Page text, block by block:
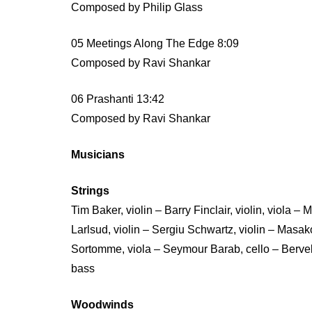
Composed by Philip Glass
05 Meetings Along The Edge 8:09
Composed by Ravi Shankar
06 Prashanti 13:42
Composed by Ravi Shankar
Musicians
Strings
Tim Baker, violin – Barry Finclair, violin, viola –
Larlsud, violin – Sergiu Schwartz, violin –
Sortomme, viola – Seymour Barab, cello –
bass
Woodwinds